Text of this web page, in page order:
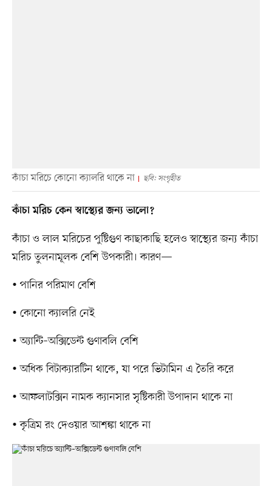
কাঁচা মরিচে কোনো ক্যালরি থাকে না ছবি: সংগৃহীত
কাঁচা মরিচ কেন স্বাস্থ্যের জন্য ভালো?
কাঁচা ও লাল মরিচের পুষ্টিগুণ কাছাকাছি হলেও স্বাস্থ্যের জন্য কাঁচা
মরিচ তুলনামূলক বেশি উপকারী। কারণ—
• পানির পরিমাণ বেশি
• কোনো ক্যালরি নেই
• অ্যান্টি–অক্সিডেন্ট গুণাবলি বেশি
• অধিক বিটাক্যারটিন থাকে, যা পরে ভিটামিন এ তৈরি করে
• আফলাটক্সিন নামক ক্যানসার সৃষ্টিকারী উপাদান থাকে না
• কৃত্রিম রং দেওয়ার আশঙ্কা থাকে না